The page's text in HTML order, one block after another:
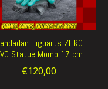
Figuarts ZERO
Statue Momo 17 cm
€120,00